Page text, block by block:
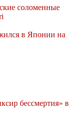
соломенные
в Японии на
бессмертия» в